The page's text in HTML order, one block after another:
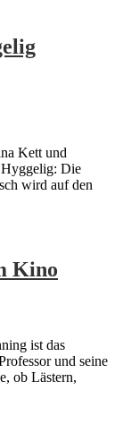
Kett und
Die
wird auf den
Kino
ist das
und seine
ob Lästern,